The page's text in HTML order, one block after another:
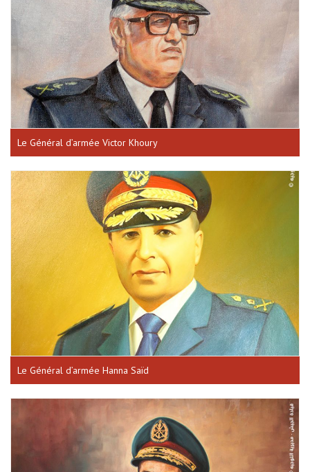
Le Général d’armée Victor Khoury
Le Général d’armée Hanna Saïd